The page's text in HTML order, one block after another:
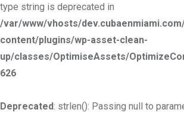
type string is deprecated in
/var/www/vhosts/
content/plugins/wp-asset-clean-
up/classes/OptimiseAssets/
626
Deprecated: strlen(): Passing null to